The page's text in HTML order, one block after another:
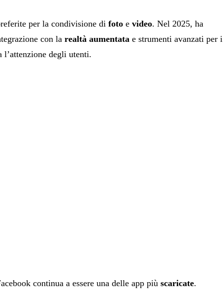
per la condivisione di foto e video. Nel 2025, ha
con la realtà aumentata e strumenti avanzati per i
l’attenzione degli utenti.
continua a essere una delle app più scaricate.